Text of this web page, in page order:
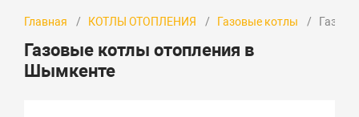
+7 700 580 8223
+7 701 526 30 97
Главная КОТЛЫ ОТОПЛЕНИЯ Газовые котлы
Газовые котлы отопления в
Шымкенте